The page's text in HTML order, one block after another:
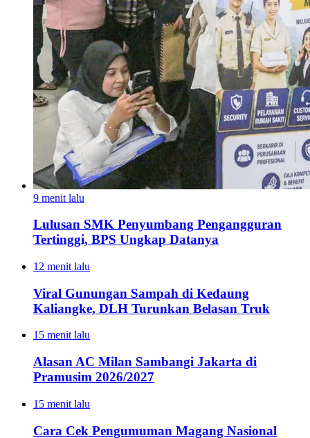
9 menit lalu
Lulusan SMK Penyumbang Pengangguran
Tertinggi, BPS Ungkap Datanya
12 menit lalu
Viral Gunungan Sampah di Kedaung
Kaliangke, DLH Turunkan Belasan Truk
15 menit lalu
Alasan AC Milan Sambangi Jakarta di
Pramusim 2026/2027
15 menit lalu
Cara Cek Pengumuman Magang Nasional